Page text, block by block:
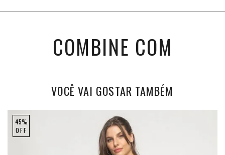
COMBINE COM
VOCÊ VAI GOSTAR TAMBÉM
45%
OFF